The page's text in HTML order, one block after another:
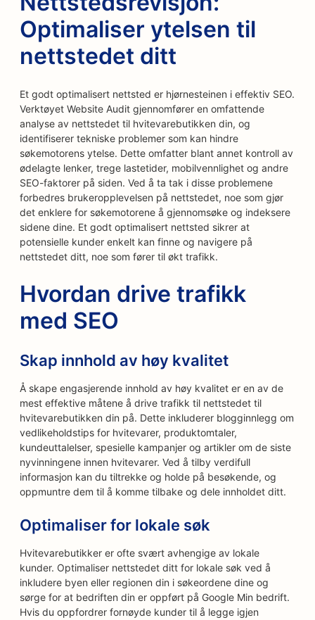
Optimaliser ytelsen til
nettstedet ditt
Et godt optimalisert nettsted er hjørnesteinen i effektiv SEO.
Verktøyet Website Audit gjennomfører en omfattende
analyse av nettstedet til hvitevarebutikken din, og
identifiserer tekniske problemer som kan hindre
søkemotorens ytelse. Dette omfatter blant annet kontroll av
ødelagte lenker, trege lastetider, mobilvennlighet og andre
SEO-faktorer på siden. Ved å ta tak i disse problemene
forbedres brukeropplevelsen på nettstedet, noe som gjør
det enklere for søkemotorene å gjennomsøke og indeksere
sidene dine. Et godt optimalisert nettsted sikrer at
potensielle kunder enkelt kan finne og navigere på
nettstedet ditt, noe som fører til økt trafikk.
Hvordan drive trafikk
med SEO
Skap innhold av høy kvalitet
Å skape engasjerende innhold av høy kvalitet er en av de
mest effektive måtene å drive trafikk til nettstedet til
hvitevarebutikken din på. Dette inkluderer blogginnlegg om
vedlikeholdstips for hvitevarer, produktomtaler,
kundeuttalelser, spesielle kampanjer og artikler om de siste
nyvinningene innen hvitevarer. Ved å tilby verdifull
informasjon kan du tiltrekke og holde på besøkende, og
oppmuntre dem til å komme tilbake og dele innholdet ditt.
Optimaliser for lokale søk
Hvitevarebutikker er ofte svært avhengige av lokale
kunder. Optimaliser nettstedet ditt for lokale søk ved å
inkludere byen eller regionen din i søkeordene dine og
sørge for at bedriften din er oppført på Google Min bedrift.
Hvis du oppfordrer fornøyde kunder til å legge igjen